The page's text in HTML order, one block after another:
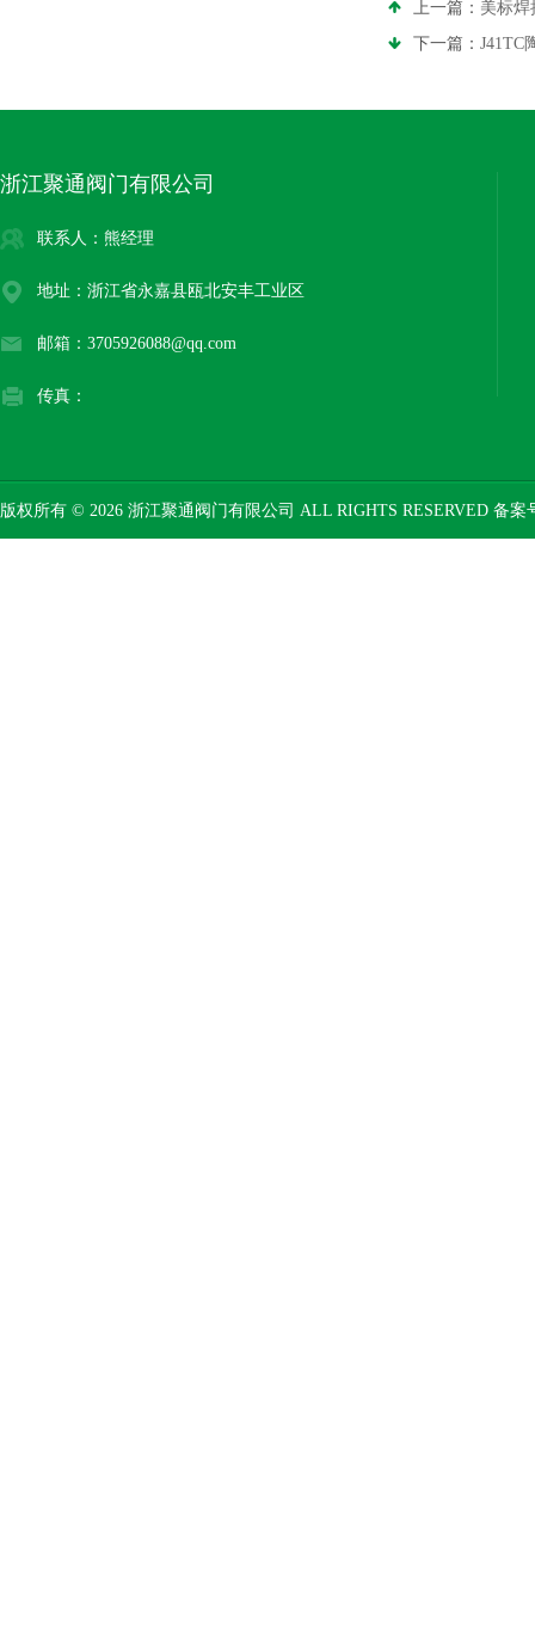
上一篇： 美标焊
下一篇： J41TC
浙江聚通阀门有限公司
联系人：熊经理
地址：浙江省永嘉县瓯北安丰工业区
邮箱：3705926088@qq.com
传真：
版权所有 © 2026 浙江聚通阀门有限公司 ALL RIGHTS RESERVED 备案